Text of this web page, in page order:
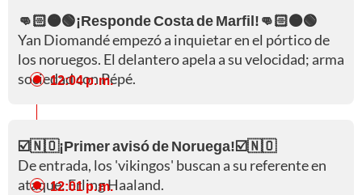
👊🏻🟠🟢¡Responde Costa de Marfil!👊🏻🟠🟢
Yan Diomandé empezó a inquietar en el pórtico de
los noruegos. El delantero apela a su velocidad; arma
sociedad con Pépé.
12:04 p. m.
☑️🇳🇴¡Primer avisó de Noruega!☑️🇳🇴
De entrada, los 'vikingos' buscan a su referente en
ataque: Erling Haaland.
12:01 p. m.